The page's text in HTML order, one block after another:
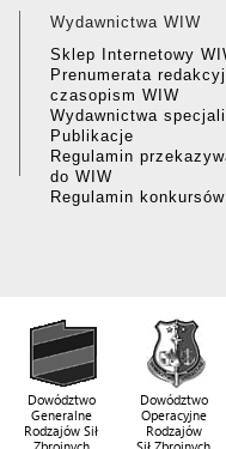
Wydawnictwa WIW
Sklep Internetowy
Prenumerata
czasopism WIW
Wydawnictwa
Publikacje
Regulamin
do WIW
Regulamin
Dowództwo
Generalne
Rodzajów Sił
Dowództwo
Operacyjne
Rodzajów